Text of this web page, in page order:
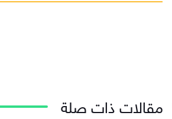
مقالات ذات صلة